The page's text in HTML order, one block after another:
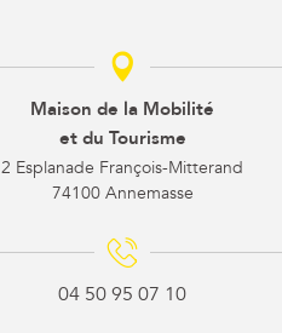
Maison de la Mobilité
et du Tourisme
2 Esplanade François-Mitterand
74100 Annemasse
04 50 95 07 10